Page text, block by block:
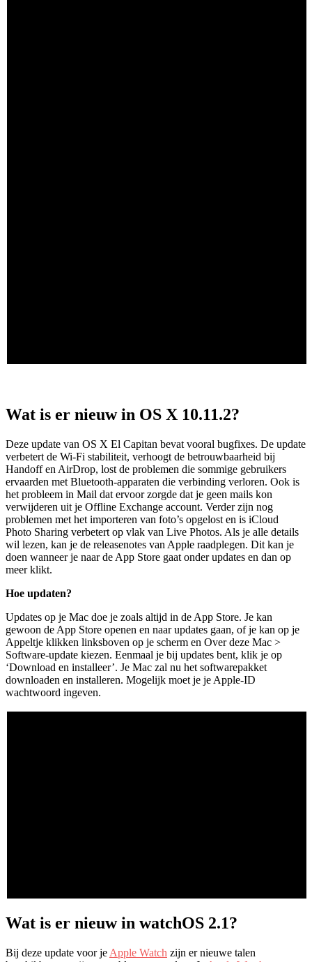
Wat is er nieuw in OS X 10.11.2?
Deze update van OS X El Capitan bevat vooral bugfixes. De update
verbetert de Wi-Fi stabiliteit, verhoogt de betrouwbaarheid bij
Handoff en AirDrop, lost de problemen die sommige gebruikers
ervaarden met Bluetooth-apparaten die verbinding verloren. Ook is
het probleem in Mail dat ervoor zorgde dat je geen mails kon
verwijderen uit je Offline Exchange account. Verder zijn nog
problemen met het importeren van foto’s opgelost en is iCloud
Photo Sharing verbetert op vlak van Live Photos. Als je alle details
wil lezen, kan je de releasenotes van Apple raadplegen. Dit kan je
doen wanneer je naar de App Store gaat onder updates en dan op
meer klikt.
Hoe updaten?
Updates op je Mac doe je zoals altijd in de App Store. Je kan
gewoon de App Store openen en naar updates gaan, of je kan op je
Appeltje klikken linksboven op je scherm en Over deze Mac >
Software-update kiezen. Eenmaal je bij updates bent, klik je op
‘Download en installeer’. Je Mac zal nu het softwarepakket
downloaden en installeren. Mogelijk moet je je Apple-ID
wachtwoord ingeven.
Wat is er nieuw in watchOS 2.1?
Bij deze update voor je Apple Watch zijn er nieuwe talen